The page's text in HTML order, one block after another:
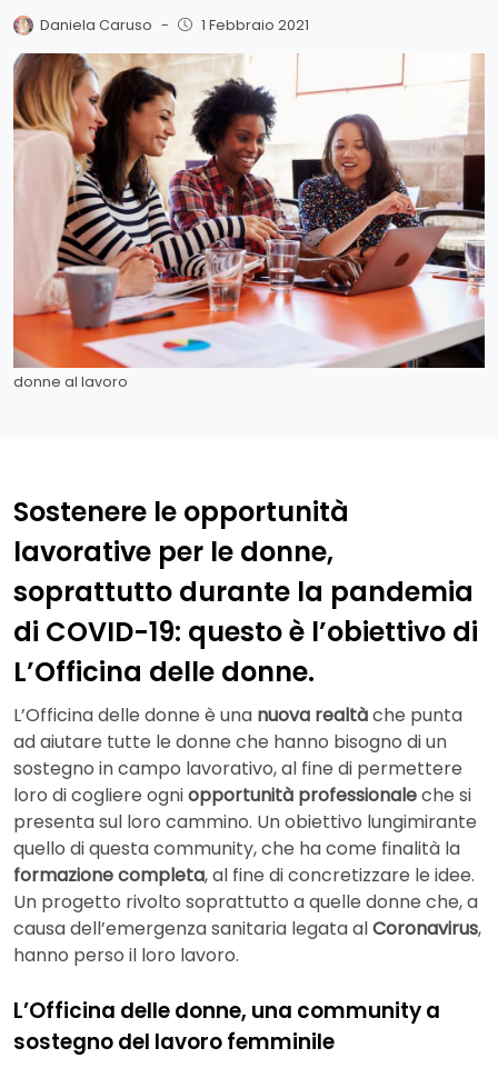
Daniela Caruso - 1 Febbraio 2021
donne al lavoro
Sostenere le opportunità
lavorative per le donne,
soprattutto durante la pandemia
di COVID-19: questo è l’obiettivo di
L’Officina delle donne.
L’Officina delle donne è una nuova realtàche punta
ad aiutare tutte le donne che hanno bisogno di un
sostegno in campo lavorativo, al fine di permettere
loro di cogliere ogniopportunità professionaleche si
presenta sul loro cammino. Un obiettivo lungimirante
quello di questa community, che ha come finalità la
formazione completa, al fine di concretizzare le idee.
Un progetto rivolto soprattutto a quelle donne che, a
causa dell’emergenza sanitaria legata alCoronavirus,
hanno perso il loro lavoro.
L’Officina delle donne, una community a
sostegno del lavoro femminile